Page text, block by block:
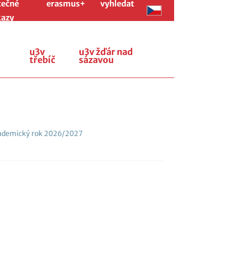
erasmus+ vyhledat
u3v
třebíč
u3v žďár nad
sázavou
rok 2026/2027